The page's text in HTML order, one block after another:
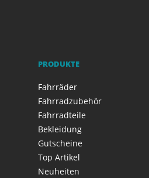
PRODUKTE
Fahrräder
Fahrradzubehör
Fahrradteile
Bekleidung
Gutscheine
Top Artikel
Neuheiten